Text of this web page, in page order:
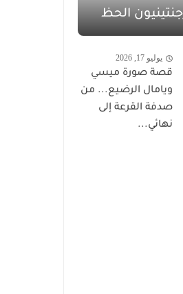
الحظ
يوليو 17, 2026
قصة صورة ميسي
ويامال الرضيع... من
صدفة القرعة إلى
نهائي...